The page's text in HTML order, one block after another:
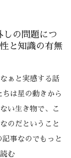
の問題につ
と知識の有無
ぁと実感する話
は星の動きから
い生き物で、こ
のだということ
事なのでもっと
む